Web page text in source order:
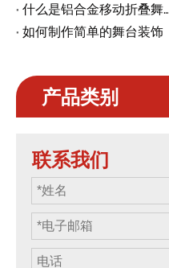
什么是铝合金移动折叠舞台
如何制作简单的舞台装饰
产品类别
联系我们